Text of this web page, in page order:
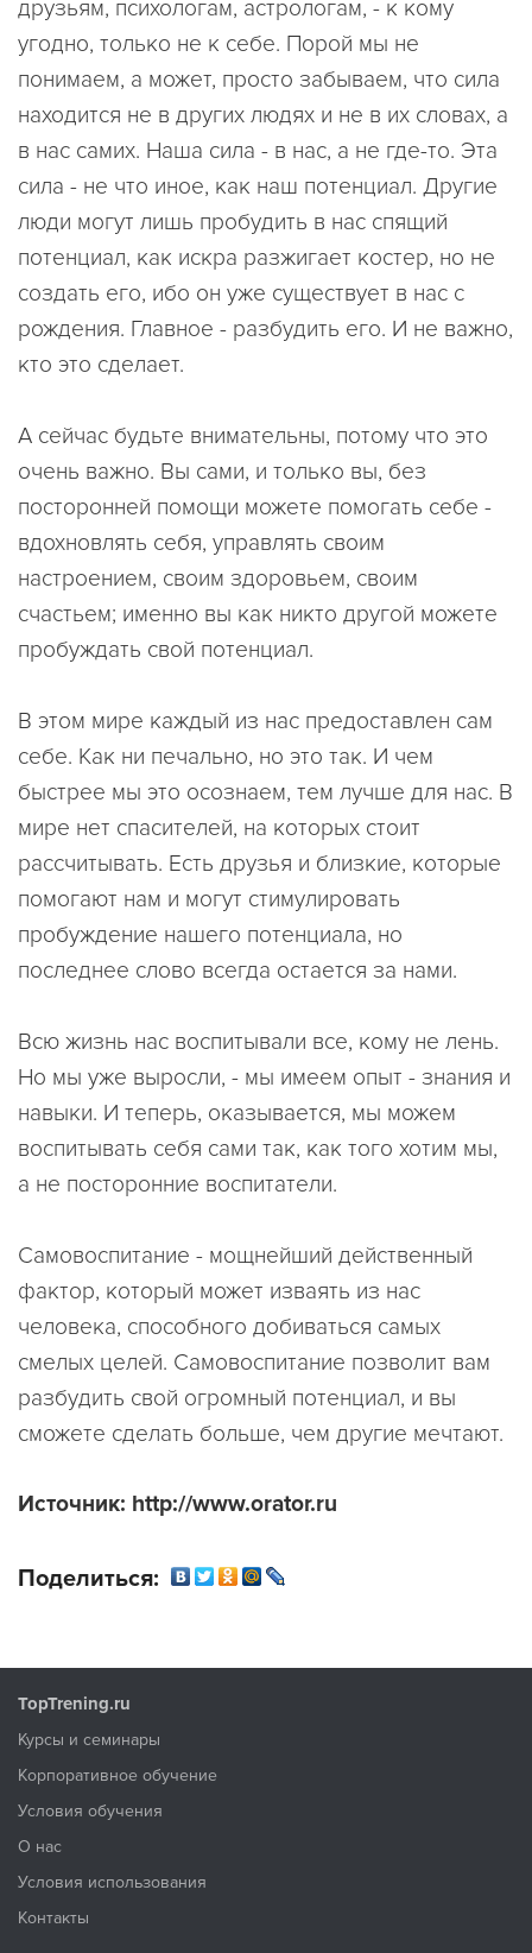
друзьям, психологам, астрологам, - к кому
угодно, только не к себе. Порой мы не
понимаем, а может, просто забываем, что сила
находится не в других людях и не в их словах, а
в нас самих. Наша сила - в нас, а не где-то. Эта
сила - не что иное, как наш потенциал. Другие
люди могут лишь пробудить в нас спящий
потенциал, как искра разжигает костер, но не
создать его, ибо он уже существует в нас с
рождения. Главное - разбудить его. И не важно,
кто это сделает.
А сейчас будьте внимательны, потому что это
очень важно. Вы сами, и только вы, без
посторонней помощи можете помогать себе -
вдохновлять себя, управлять своим
настроением, своим здоровьем, своим
счастьем; именно вы как никто другой можете
пробуждать свой потенциал.
В этом мире каждый из нас предоставлен сам
себе. Как ни печально, но это так. И чем
быстрее мы это осознаем, тем лучше для нас. В
мире нет спасителей, на которых стоит
рассчитывать. Есть друзья и близкие, которые
помогают нам и могут стимулировать
пробуждение нашего потенциала, но
последнее слово всегда остается за нами.
Всю жизнь нас воспитывали все, кому не лень.
Но мы уже выросли, - мы имеем опыт - знания и
навыки. И теперь, оказывается, мы можем
воспитывать себя сами так, как того хотим мы,
а не посторонние воспитатели.
Самовоспитание - мощнейший действенный
фактор, который может изваять из нас
человека, способного добиваться самых
смелых целей. Самовоспитание позволит вам
разбудить свой огромный потенциал, и вы
сможете сделать больше, чем другие мечтают.
Источник: http://www.orator.ru
Поделиться:
TopTrening.ru
Курсы и семинары
Корпоративное обучение
Условия обучения
О нас
Условия использования
Контакты